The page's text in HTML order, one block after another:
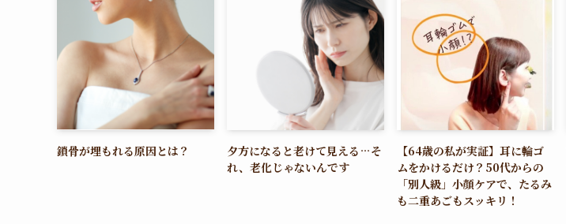
鎖骨が埋もれる原因とは？
夕方になると老けて見える…そ
れ、老化じゃないんです
【64歳の私が実証】耳に輪ゴ
ムをかけるだけ？50代からの
「別人級」小顔ケアで、たるみ
も二重あごもスッキリ！